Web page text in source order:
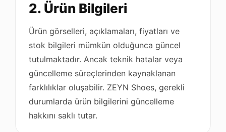
2. Ürün Bilgileri
Ürün görselleri, açıklamaları, fiyatları ve
stok bilgileri mümkün olduğunca güncel
tutulmaktadır. Ancak teknik hatalar veya
güncelleme süreçlerinden kaynaklanan
farklılıklar oluşabilir. ZEYN Shoes, gerekli
durumlarda ürün bilgilerini güncelleme
hakkını saklı tutar.